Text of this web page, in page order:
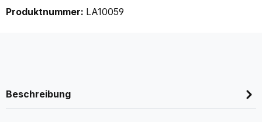
Produktnummer: LA10059
Beschreibung